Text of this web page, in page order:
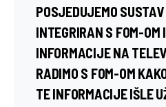
POSJEDUJEMO
INTEGRIRAN S FOM-
INFORMACIJE NA
RADIMO S FOM-OM
TE INFORMACIJE IŠLE